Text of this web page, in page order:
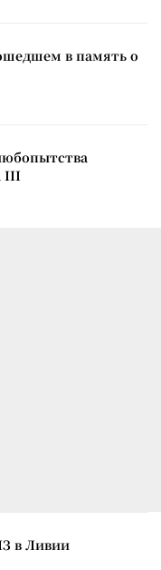
в память о
III
в Ливии